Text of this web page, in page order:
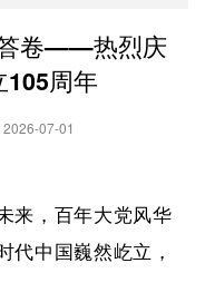
卷——热烈庆
周年
2026-07-01
，百年大党风华
代中国巍然屹立，